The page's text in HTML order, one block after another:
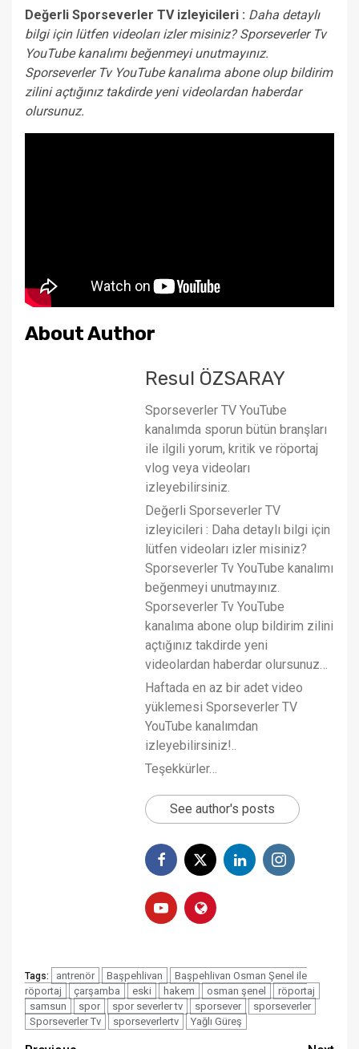
Değerli Sporseverler TV izleyicileri : Daha detaylı
bilgi için lütfen videoları izler misiniz? Sporseverler Tv
YouTube kanalımı beğenmeyi unutmayınız.
Sporseverler Tv YouTube kanalıma abone olup bildirim
zilini açtığınız takdirde yeni videolardan haberdar
olursunuz.
About Author
Resul ÖZSARAY
Sporseverler TV YouTube
kanalımda sporun bütün branşları
ile ilgili yorum, kritik ve röportaj
vlog veya videoları
izleyebilirsiniz.
Değerli Sporseverler TV
izleyicileri : Daha detaylı bilgi için
lütfen videoları izler misiniz?
Sporseverler Tv YouTube kanalımı
beğenmeyi unutmayınız.
Sporseverler Tv YouTube
kanalıma abone olup bildirim zilini
açtığınız takdirde yeni
videolardan haberdar olursunuz…
Haftada en az bir adet video
yüklemesi Sporseverler TV
YouTube kanalımdan
izleyebilirsiniz!..
Teşekkürler…
See author's posts
Tags: antrenör Başpehlivan
Başpehlivan Osman Şenel ile
röportaj
çarşamba eski hakem osman şenel
röportaj
samsun
spor spor severler tv sporsever
sporseverler
Sporseverler Tv
sporseverlertv Yağlı Güreş